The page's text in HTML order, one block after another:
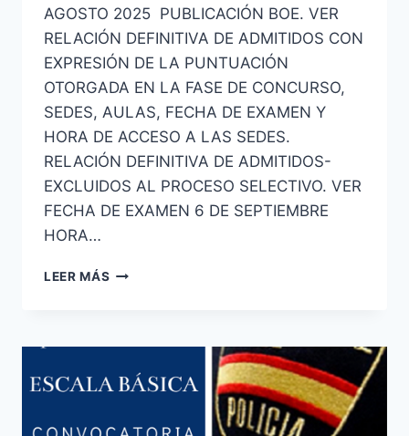
AGOSTO 2025 PUBLICACIÓN BOE. VER
RELACIÓN DEFINITIVA DE ADMITIDOS CON
EXPRESIÓN DE LA PUNTUACIÓN
OTORGADA EN LA FASE DE CONCURSO,
SEDES, AULAS, FECHA DE EXAMEN Y
HORA DE ACCESO A LAS SEDES.
RELACIÓN DEFINITIVA DE ADMITIDOS-
EXCLUIDOS AL PROCESO SELECTIVO. VER
FECHA DE EXAMEN 6 DE SEPTIEMBRE
HORA…
LEER MÁS PUBLICADA
ADMITIDOS
EXCLUIDOS
LAS